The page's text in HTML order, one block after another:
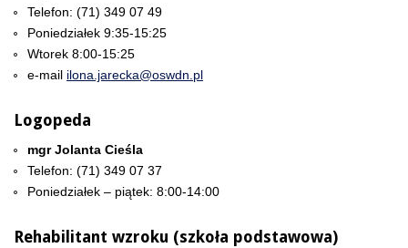
Telefon: (71) 349 07 49
Poniedziałek 9:35-15:25
Wtorek 8:00-15:25
e-mail ilona.jarecka@oswdn.pl
Logopeda
mgr Jolanta Cieśla
Telefon: (71) 349 07 37
Poniedziałek – piątek: 8:00-14:00
Rehabilitant wzroku (szkoła podstawowa)